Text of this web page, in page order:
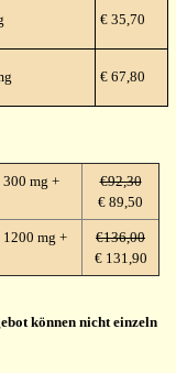
€ 35,70
€ 67,80
mg +
€92,30
€ 89,50
mg +
€136,00
€ 131,90
können nicht einzeln